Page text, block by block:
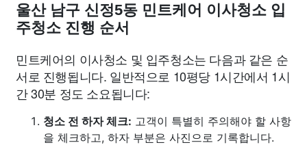
울산 남구 신정5동 민트케어 이사청소 입
주청소 진행 순서
민트케어의 이사청소 및 입주청소는 다음과 같은 순
서로 진행됩니다. 일반적으로 10평당 1시간에서 1시
간 30분 정도 소요됩니다:
청소 전 하자 체크: 고객이 특별히 주의해야 할 사항
을 체크하고, 하자 부분은 사진으로 기록합니다.